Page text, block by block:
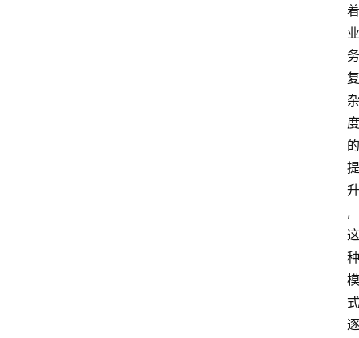
着
业
务
复
杂
度
的
提
升
,
这
种
模
式
逐